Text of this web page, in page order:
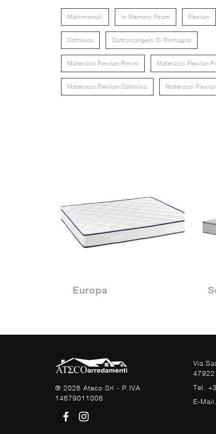
Matrimoniali In Memory Foam Flexilan
Cattolica Santarcangelo Di Romagna
Materassi Flexilan Rimini Materassi Flexilan
Materassi Flexilan Cattolica Materassi
Europa
® 2026 Ateco Srl - P.IVA
14679011008
Via
47922
Tel.
E-